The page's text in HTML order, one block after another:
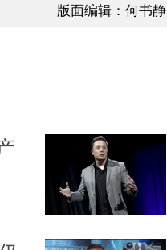
版面编辑：何书静